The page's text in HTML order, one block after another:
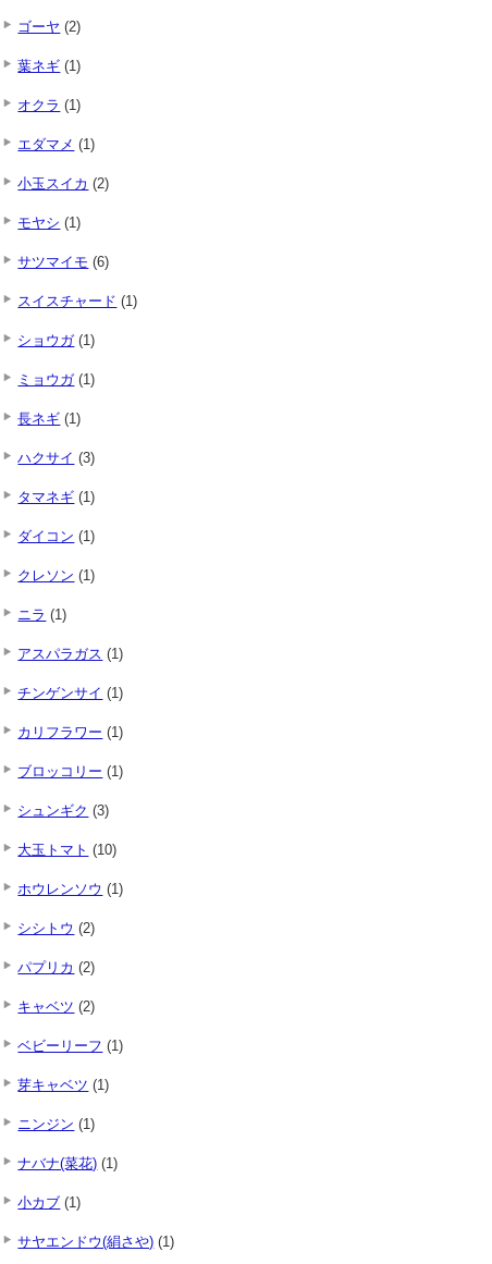
ゴーヤ (2)
葉ネギ (1)
オクラ (1)
エダマメ (1)
小玉スイカ (2)
モヤシ (1)
サツマイモ (6)
スイスチャード (1)
ショウガ(1)
ミョウガ(1)
長ネギ (1)
ハクサイ (3)
タマネギ (1)
ダイコン (1)
クレソン (1)
ニラ (1)
アスパラガス (1)
チンゲンサイ (1)
カリフラワー (1)
ブロッコリー (1)
シュンギク (3)
大玉トマト (10)
ホウレンソウ (1)
シシトウ (2)
パプリカ (2)
キャベツ (2)
ベビーリーフ (1)
芽キャベツ (1)
ニンジン (1)
ナバナ(菜花) (1)
小カブ (1)
サヤエンドウ(絹さや) (1)